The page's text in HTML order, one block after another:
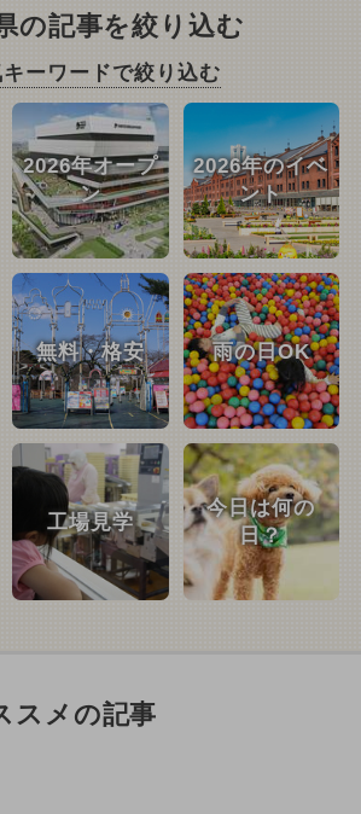
の記事を絞り込む
キーワードで絞り込む
2026年オープ
ン
2026年のイベ
ント
無料・格安 雨の日OK
工場見学
今日は何の
日？
スメの記事